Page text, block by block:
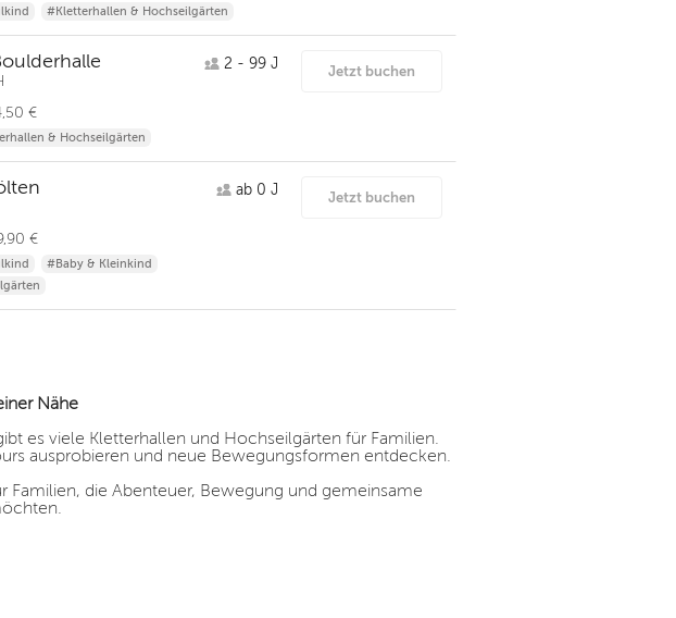
#Kletterhallen & Hochseilgärten
€
2 - 99 J
& Hochseilgärten
Jetzt buchen
€
ab 0 J
#Baby & Kleinkind
Jetzt buchen
Nähe
es viele Kletterhallen und Hochseilgärten für Familien.
ausprobieren und neue Bewegungsformen entdecken.
Familien, die Abenteuer, Bewegung und gemeinsame